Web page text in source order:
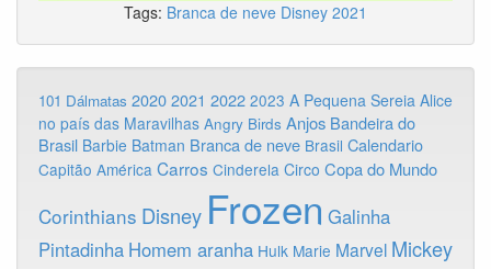
Tags: Branca de neve Disney 2021
101 Dálmatas 2020 2021 2022 2023 A Pequena Sereia Alice
no país das Maravilhas Angry Birds Anjos Bandeira do
Brasil Barbie Batman Branca de neve Brasil Calendario
Capitão América Carros Cinderela Circo Copa do Mundo
Corinthians Disney Frozen Galinha
Pintadinha Homem aranha Hulk Marie Marvel Mickey